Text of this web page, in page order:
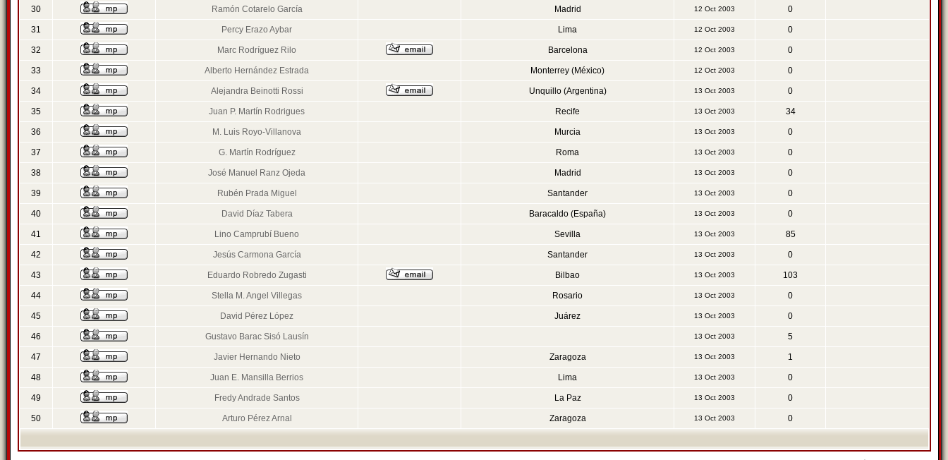
30 Ramón Cotarelo García Madrid 12 Oct 2003 0
31 Percy Erazo Aybar Lima 12 Oct 2003 0
32 Marc Rodríguez Rilo Barcelona 12 Oct 2003 0
33 Alberto Hernández Estrada Monterrey (México) 12 Oct 2003 0
34 Alejandra Beinotti Rossi Unquillo (Argentina) 13 Oct 2003 0
35 Juan P. Martín Rodrigues Recife 13 Oct 2003 34
36 M. Luis Royo-Villanova Murcia 13 Oct 2003 0
37 G. Martín Rodríguez Roma 13 Oct 2003 0
38 José Manuel Ranz Ojeda Madrid 13 Oct 2003 0
39 Rubén Prada Miguel Santander 13 Oct 2003 0
40 David Díaz Tabera Baracaldo (España) 13 Oct 2003 0
41 Lino Camprubí Bueno Sevilla 13 Oct 2003 85
42 Jesús Carmona García Santander 13 Oct 2003 0
43 Eduardo Robredo Zugasti Bilbao 13 Oct 2003 103
44 Stella M. Angel Villegas Rosario 13 Oct 2003 0
45 David Pérez López Juárez 13 Oct 2003 0
46 Gustavo Barac Sisó Lausín 13 Oct 2003 5
47 Javier Hernando Nieto Zaragoza 13 Oct 2003 1
48 Juan E. Mansilla Berrios Lima 13 Oct 2003 0
49 Fredy Andrade Santos La Paz 13 Oct 2003 0
50 Arturo Pérez Arnal Zaragoza 13 Oct 2003 0